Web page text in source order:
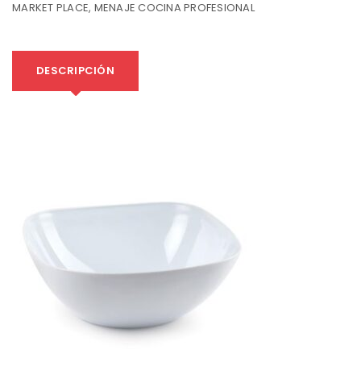
MARKET PLACE, MENAJE COCINA PROFESIONAL
DESCRIPCIÓN